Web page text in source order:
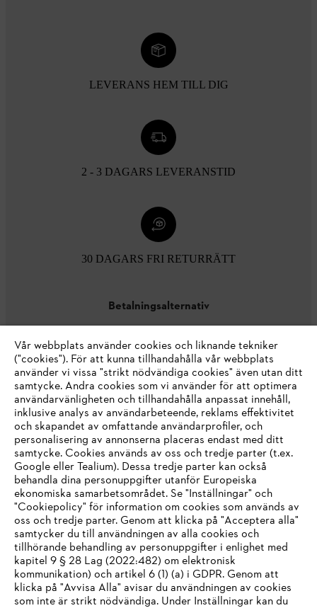
LEVERANS HEM TILL DIG
2 - 3 DAGARS LEVERANSTID
30 DAGARS FRI RETURRÄTT
Betalningsalternativ
Företaget
STIHL FAQ
Service
IHR BROWSER WIRD NICHT
UNTERSTÜTZT
Vår webbplats använder cookies och liknande tekniker
("cookies"). För att kunna tillhandahålla vår webbplats
använder vi vissa "strikt nödvändiga cookies" även utan ditt
samtycke. Andra cookies som vi använder för att optimera
användarvänligheten och tillhandahålla anpassat innehåll,
inklusive analys av användarbeteende, reklams effektivitet
och skapandet av omfattande användarprofiler, och
personalisering av annonserna placeras endast med ditt
samtycke. Cookies används av oss och tredje parter (t.ex.
Google eller Tealium). Dessa tredje parter kan också
behandla dina personuppgifter utanför Europeiska
ekonomiska samarbetsområdet. Se "Inställningar" och
"Cookiepolicy" för information om cookies som används av
oss och tredje parter. Genom att klicka på "Acceptera alla"
samtycker du till användningen av alla cookies och
tillhörande behandling av personuppgifter i enlighet med
kapitel 9 § 28 Lag (2022:482) om elektronisk
kommunikation) och artikel 6 (1) (a) i GDPR. Genom att
klicka på "Avvisa Alla" avisar du användningen av cookies
som inte är strikt nödvändiga. Under Inställningar kan du